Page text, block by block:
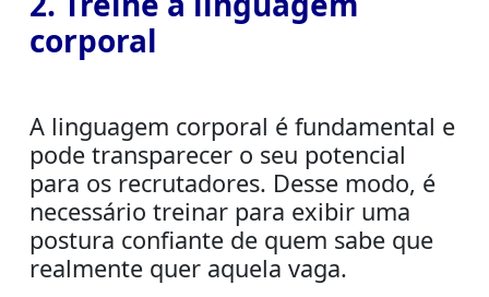
corporal
A linguagem corporal é fundamental e
pode transparecer o seu potencial
para os recrutadores. Desse modo, é
necessário treinar para exibir uma
postura confiante de quem sabe que
realmente quer aquela vaga.